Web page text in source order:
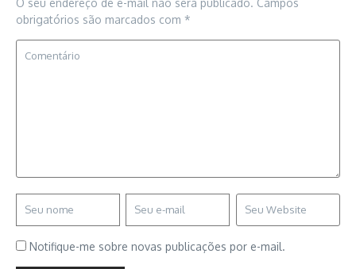
obrigatórios são marcados com *
Notifique-me sobre novas publicações por e-mail.